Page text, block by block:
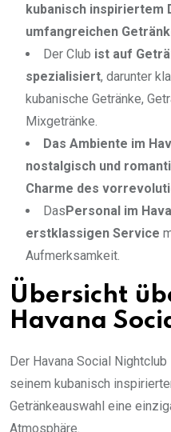
kubanisch inspiriertem
umfangreichen
Der Club ist auf
spezialisiert, darunter
kubanische Getränke,
Mixgetränke.
Das Ambiente im
nostalgisch und
Charme des
DasPersonal im
erstklassigen Service
Aufmerksamkeit.
Übersicht
Havana
Der Havana Social
seinem kubanisch
Getränkeauswahl eine
Atmosphäre.